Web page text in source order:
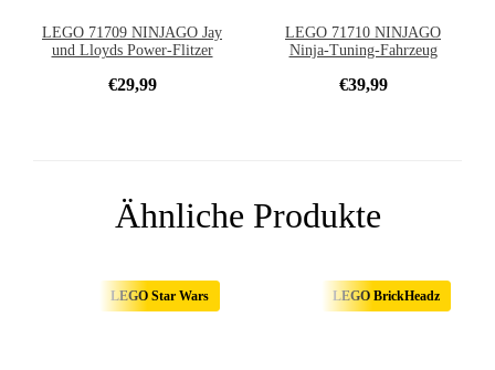
LEGO 71709 NINJAGO Jay
und Lloyds Power-Flitzer
€29,99
LEGO 71710 NINJAGO
Ninja-Tuning-Fahrzeug
€39,99
Ähnliche Produkte
LEGO Star Wars LEGO BrickHeadz